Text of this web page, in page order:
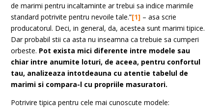
de marimi pentru incaltaminte ar trebui sa indice marimile
standard potrivite pentru nevoile tale.”[1] – asa scrie
producatorul. Deci, in general, da, acestea sunt marimi tipice.
Dar probabil stii ca asta nu inseamna ca trebuie sa cumperi
orbeste. Pot exista mici diferente intre modele sau
chiar intre anumite loturi, de aceea, pentru confortul
tau, analizeaza intotdeauna cu atentie tabelul de
marimi si compara-l cu propriile masuratori.
Potrivire tipica pentru cele mai cunoscute modele: